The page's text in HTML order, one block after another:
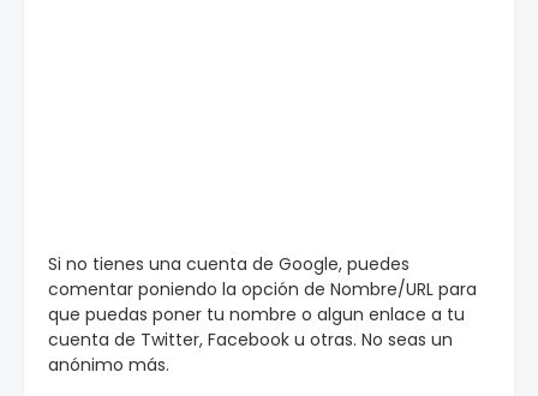
Si no tienes una cuenta de Google, puedes
comentar poniendo la opción de Nombre/URL para
que puedas poner tu nombre o algun enlace a tu
cuenta de Twitter, Facebook u otras. No seas un
anónimo más.